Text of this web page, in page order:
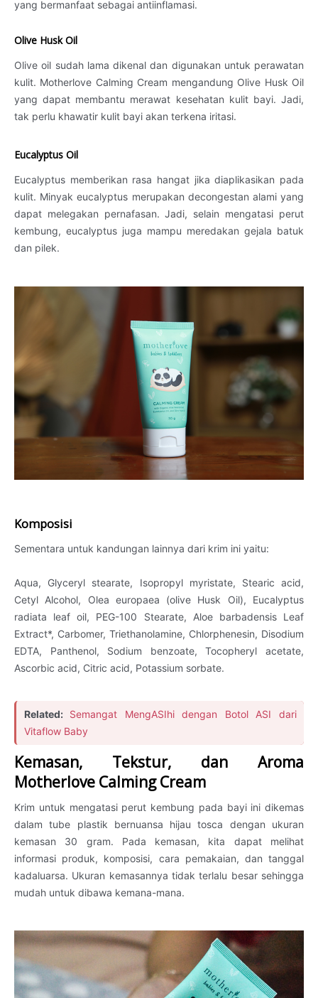
yang bermanfaat sebagai antiinflamasi.
Olive Husk Oil
Olive oil sudah lama dikenal dan digunakan untuk perawatan
kulit. Motherlove Calming Cream mengandung Olive Husk Oil
yang dapat membantu merawat kesehatan kulit bayi. Jadi,
tak perlu khawatir kulit bayi akan terkena iritasi.
Eucalyptus Oil
Eucalyptus memberikan rasa hangat jika diaplikasikan pada
kulit. Minyak eucalyptus merupakan decongestan alami yang
dapat melegakan pernafasan. Jadi, selain mengatasi perut
kembung, eucalyptus juga mampu meredakan gejala batuk
dan pilek.
Komposisi
Sementara untuk kandungan lainnya dari krim ini yaitu:
Aqua, Glyceryl stearate, Isopropyl myristate, Stearic acid,
Cetyl Alcohol, Olea europaea (olive Husk Oil), Eucalyptus
radiata leaf oil, PEG-100 Stearate, Aloe barbadensis Leaf
Extract*, Carbomer, Triethanolamine, Chlorphenesin, Disodium
EDTA, Panthenol, Sodium benzoate, Tocopheryl acetate,
Ascorbic acid, Citric acid, Potassium sorbate.
Related: Semangat MengASIhi dengan Botol ASI dari
Vitaflow Baby
Kemasan, Tekstur, dan Aroma
Motherlove Calming Cream
Krim untuk mengatasi perut kembung pada bayi ini dikemas
dalam tube plastik bernuansa hijau tosca dengan ukuran
kemasan 30 gram. Pada kemasan, kita dapat melihat
informasi produk, komposisi, cara pemakaian, dan tanggal
kadaluarsa. Ukuran kemasannya tidak terlalu besar sehingga
mudah untuk dibawa kemana-mana.